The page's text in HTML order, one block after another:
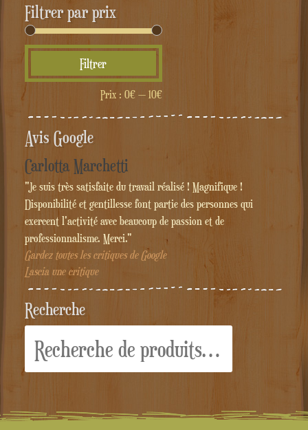
Filtrer par prix
min
max
Filtrer
Prix : 0€— 10€
Avis Google
Carlotta Marchetti
"Je suis très satisfaite du travail réalisé ! Magnifique !
Disponibilité et gentillesse font partie des personnes qui
exercent l'activité avec beaucoup de passion et de
professionnalisme. Merci."
Gardez toutes les critiques de Google
Lascia une critique
Recherche
Recherche
pour :